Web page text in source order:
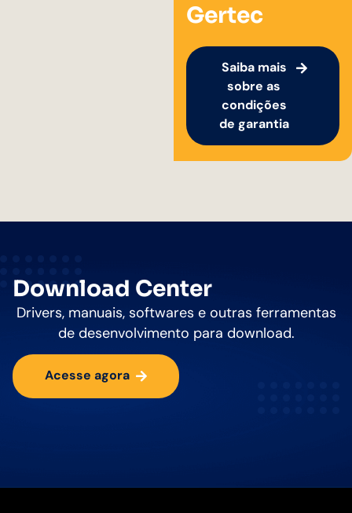
Gertec
Saiba mais
sobre as
condições
de garantia
Download Center
Drivers, manuais, softwares e outras ferramentas
de desenvolvimento para download.
Acesse agora